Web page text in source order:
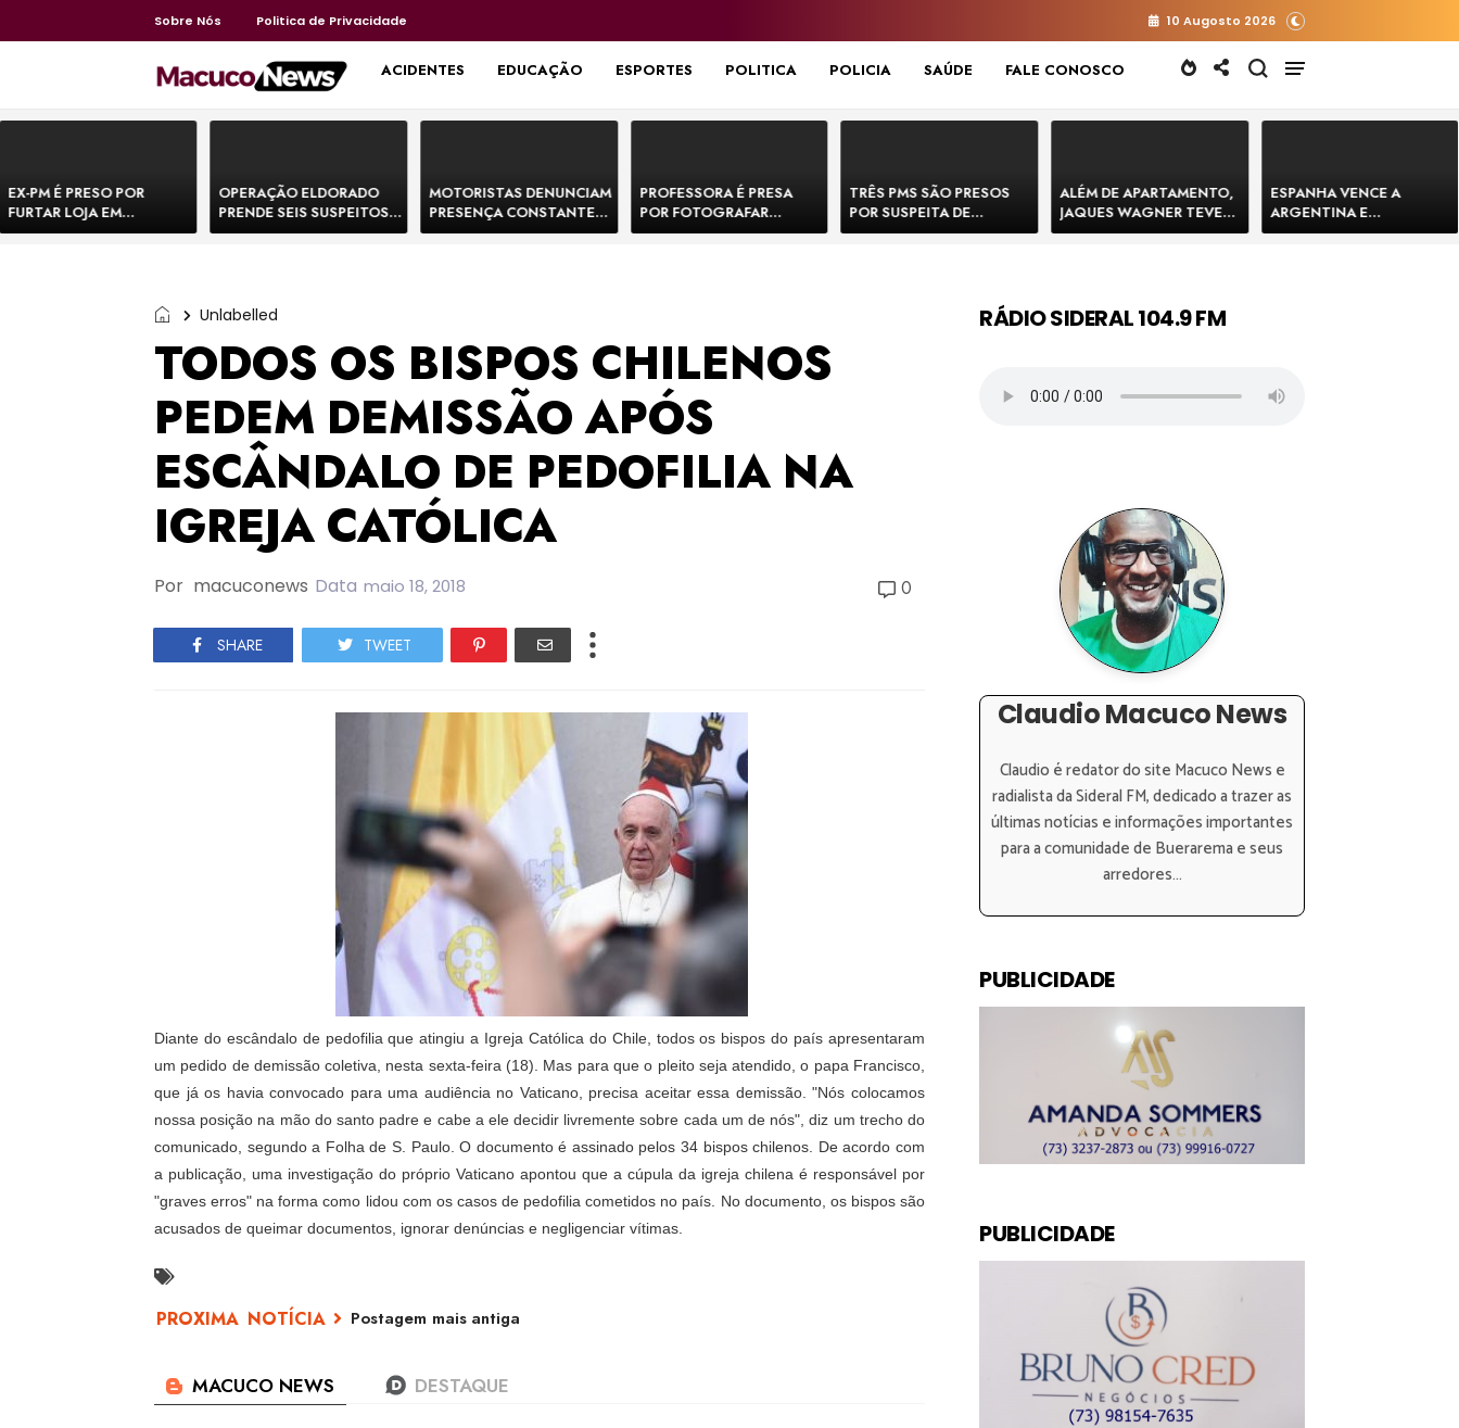
Sobre Nós Politica de Privacidade 10 Augosto 2026
HOME ACIDENTES EDUCAÇÃO ESPORTES POLITICA POLICIA SAÚDE FALE CONOSCO
EX-PM É PRESO POR
FURTAR LOJA EM
SHOPPING NA BAHIA E
OPERAÇÃO ELDORADO
PRENDE SEIS SUSPEITOS
DE MOVIMENTAR R$ 25
MOTORISTAS DENUNCIAM
PRESENÇA CONSTANTE
DE BOVINOS NA BR-330 E
PROFESSORA É PRESA
POR FOTOGRAFAR
PARTES ÍNTIMAS DE
TRÊS PMS SÃO PRESOS
POR SUSPEITA DE
EXECUTAR DOIS HOMENS
ALÉM DE APARTAMENTO,
JAQUES WAGNER TEVE
VENDA DE TERRENO PARA
ESPANHA VENCE A
ARGENTINA E
CONQUISTA A COPA DO
Unlabelled
TODOS OS BISPOS CHILENOS
PEDEM DEMISSÃO APÓS
ESCÂNDALO DE PEDOFILIA NA
IGREJA CATÓLICA
Por macuconews Data maio 18, 2018 0
SHARE TWEET
Diante do escândalo de pedofilia que atingiu a Igreja Católica do Chile, todos os bispos do país apresentaram
um pedido de demissão coletiva, nesta sexta-feira (18). Mas para que o pleito seja atendido, o papa Francisco,
que já os havia convocado para uma audiência no Vaticano, precisa aceitar essa demissão. "Nós colocamos
nossa posição na mão do santo padre e cabe a ele decidir livremente sobre cada um de nós", diz um trecho do
comunicado, segundo a Folha de S. Paulo. O documento é assinado pelos 34 bispos chilenos. De acordo com
a publicação, uma investigação do próprio Vaticano apontou que a cúpula da igreja chilena é responsável por
"graves erros" na forma como lidou com os casos de pedofilia cometidos no país. No documento, os bispos são
acusados de queimar documentos, ignorar denúncias e negligenciar vítimas.
Postagem mais antiga
RÁDIO SIDERAL 104.9 FM
Claudio Macuco News
Claudio é redator do site Macuco News e
radialista da Sideral FM, dedicado a trazer as
últimas notícias e informações importantes
para a comunidade de Buerarema e seus
arredores...
PUBLICIDADE
PUBLICIDADE